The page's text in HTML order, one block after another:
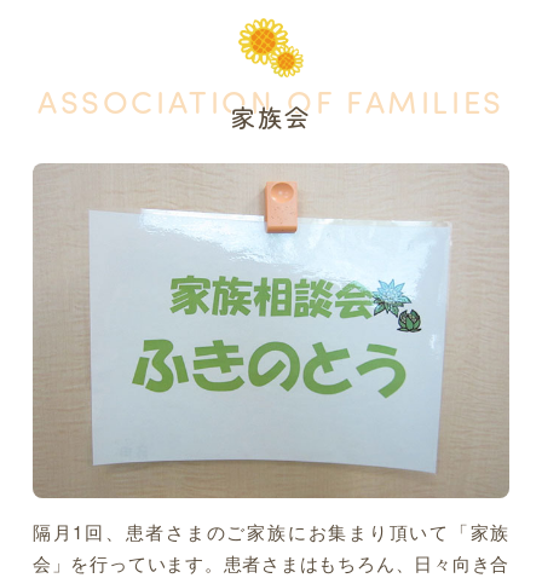
ASSOCIATION OF FAMILIES
家族会
隔月1回、患者さまのご家族にお集まり頂いて「家族
会」を行っています。患者さまはもちろん、日々向き合